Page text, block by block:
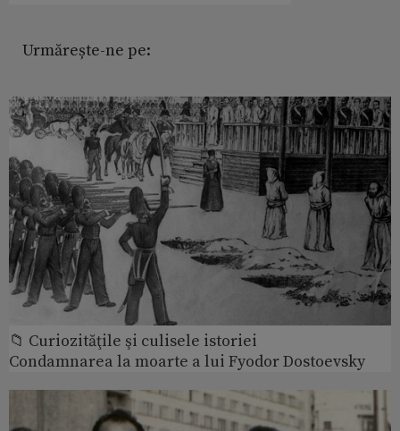
Urmărește-ne pe:
📁 Curiozităţile şi culisele istoriei
Condamnarea la moarte a lui Fyodor Dostoevsky